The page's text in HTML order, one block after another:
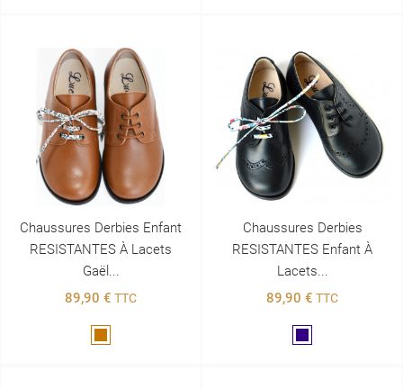
Chaussures Derbies Enfant
RESISTANTES À Lacets
Gaël...
89,90 € TTC
Chaussures Derbies
RESISTANTES Enfant À
Lacets...
89,90 € TTC